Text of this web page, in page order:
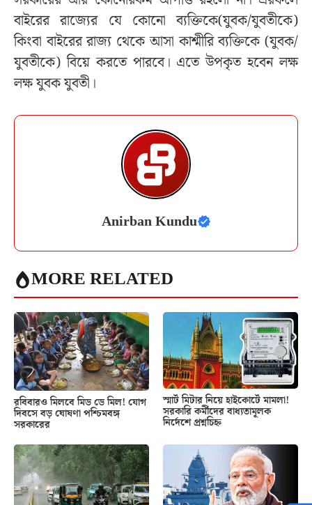
বাইরের রাজ্যের যে কোনো ব্যক্তিকে(যুবক/যুবতীকে)
কিংবা বাইরের রাজ্য থেকে আসা কাশ্মীরি ব্যক্তিকে (যুবক/
যুবতীকে) বিয়ে করতে পারবে। এতে উপকৃত হবেন লক্ষ
লক্ষ যুবক যুবতী।
Anirban Kundu
MORE RELATED
রবিবারও মিলবে মিড ডে মিল! যোগ
দিবসে বড় ঘোষণা পশ্চিমবঙ্গ
সরকারের
স্মার্ট মিটার নিয়ে হাইকোর্টে মামলা!
সরকারি কর্মীদের বাধ্যতামূলক
নির্দেশে প্রশ্নচিহ্ন